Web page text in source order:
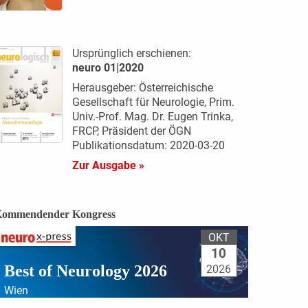
Ursprünglich erschienen:
neuro 01|2020
Herausgeber: Österreichische
Gesellschaft für Neurologie, Prim.
Univ.-Prof. Mag. Dr. Eugen Trinka,
FRCP, Präsident der ÖGN
Publikationsdatum: 2020-03-20
Zur Ausgabe »
Kongress
Best of Neurology 2026
Wien
OKT
10
2026